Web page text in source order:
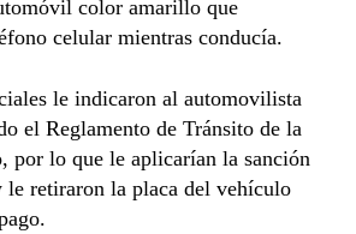
color amarillo que
celular mientras conducía.
le indicaron al automovilista
el Reglamento de Tránsito de la
por lo que le aplicarían la sanción
le retiraron la placa del vehículo